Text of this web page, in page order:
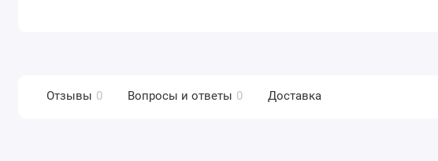
Отзывы 0 Вопросы и ответы 0 Доставка